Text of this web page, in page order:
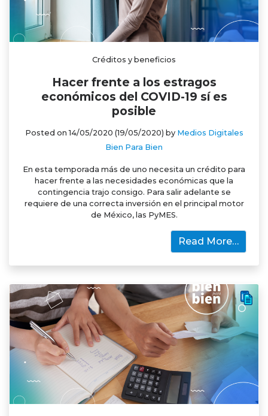
Créditos y beneficios
Hacer frente a los estragos
económicos del COVID-19 sí es
posible
Posted on14/05/2020 (19/05/2020) byMedios Digitales
Bien Para Bien
En esta temporada más de uno necesita un crédito para
hacer frente a las necesidades económicas que la
contingencia trajo consigo. Para salir adelante se
requiere de una correcta inversión en el principal motor
de México, las PyMES.
Read More…